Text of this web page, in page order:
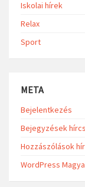
Iskolai hírek
Relax
Sport
META
Bejelentkezés
Bejegyzések
Hozzászólások
WordPress